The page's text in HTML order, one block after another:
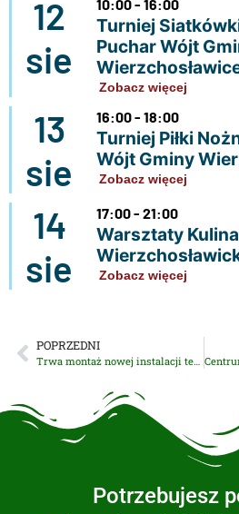
12
sie
10:00 - 16:00
Turniej
Puchar Wójt
Zobacz więcej
13
sie
16:00 - 18:00
Turniej Piłki
Wójt Gminy
Zobacz więcej
14
sie
17:00 - 21:00
Warsztaty
Zobacz więcej
POPRZEDNI
Trwa montaż nowej instalacji technologicznej w Stacji Uzdatniania Wody w Wierzchosławicach
Potrzebujesz